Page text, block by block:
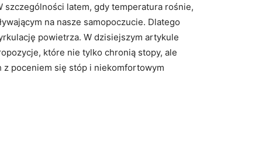
⁢latem, gdy​ temperatura rośnie,
na nasze samopoczucie. Dlatego
powietrza. W dzisiejszym artykule
które nie tylko​ chronią stopy, ‍ale
z poceniem się stóp⁣ i​ niekomfortowym